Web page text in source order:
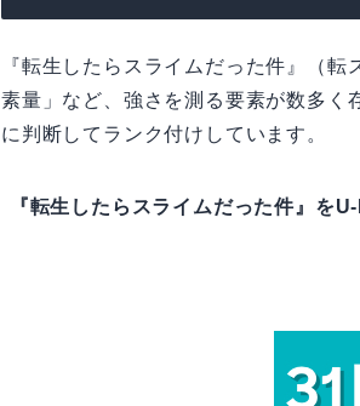
『転生したらスライムだった件』（
素量」など、強さを測る要素が数多く
に判断してランク付けしています。
『転生したらスライムだった件』を